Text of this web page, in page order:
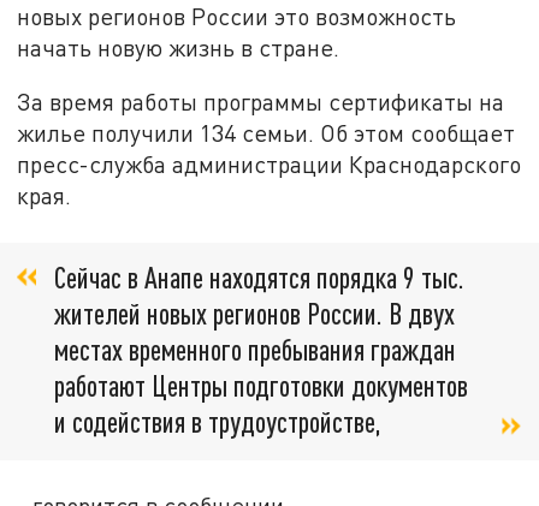
новых регионов России это возможность
начать новую жизнь в стране.
За время работы программы сертификаты на
жилье получили 134 семьи. Об этом сообщает
пресс-служба администрации Краснодарского
края.
Сейчас в Анапе находятся порядка 9 тыс.
жителей новых регионов России. В двух
местах временного пребывания граждан
работают Центры подготовки документов
и содействия в трудоустройстве,